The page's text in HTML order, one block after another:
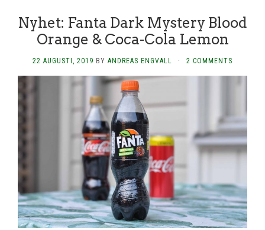
Nyhet: Fanta Dark Mystery Blood
Orange & Coca-Cola Lemon
22 AUGUSTI, 2019 BY ANDREAS ENGVALL · 2 COMMENTS